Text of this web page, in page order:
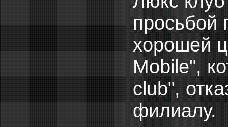
просьбой
хорошей
Mobile",
сlub",
филиалу.